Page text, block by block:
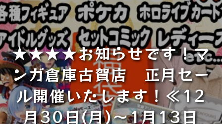
★★★★お知らせです！マ
ンガ倉庫古賀店 正月セー
ル開催いたします！≪12
月30日(月)～1月13日